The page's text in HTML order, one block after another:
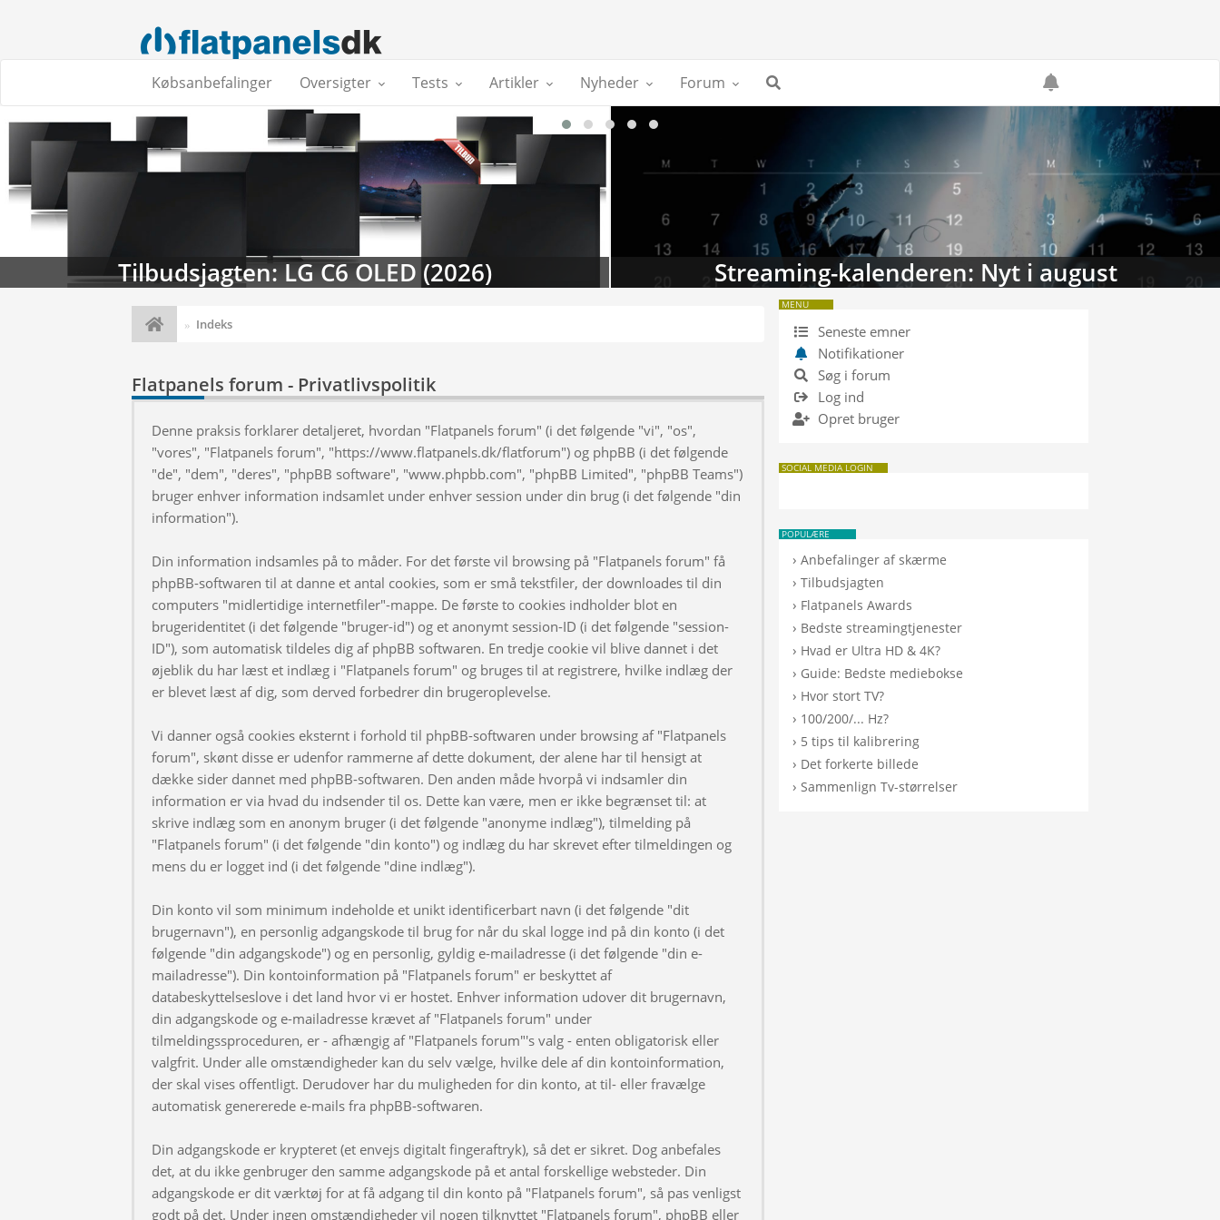
Købsanbefalinger Oversigter Tests Artikler Nyheder Forum
Tilbudsjagten: LG C6 OLED (2026) Streaming-kalenderen: Nyt i august
Indeks
Flatpanels forum - Privatlivspolitik
Denne praksis forklarer detaljeret, hvordan "Flatpanels forum" (i det følgende "vi", "os",
"vores", "Flatpanels forum", "https://www.flatpanels.dk/flatforum") og phpBB (i det følgende
"de", "dem", "deres", "phpBB software", "www.phpbb.com", "phpBB Limited", "phpBB Teams")
bruger enhver information indsamlet under enhver session under din brug (i det følgende "din
information").
Din information indsamles på to måder. For det første vil browsing på "Flatpanels forum" få
phpBB-softwaren til at danne et antal cookies, som er små tekstfiler, der downloades til din
computers "midlertidige internetfiler"-mappe. De første to cookies indholder blot en
brugeridentitet (i det følgende "bruger-id") og et anonymt session-ID (i det følgende "session-
ID"), som automatisk tildeles dig af phpBB softwaren. En tredje cookie vil blive dannet i det
øjeblik du har læst et indlæg i "Flatpanels forum" og bruges til at registrere, hvilke indlæg der
er blevet læst af dig, som derved forbedrer din brugeroplevelse.
Vi danner også cookies eksternt i forhold til phpBB-softwaren under browsing af "Flatpanels
forum", skønt disse er udenfor rammerne af dette dokument, der alene har til hensigt at
dække sider dannet med phpBB-softwaren. Den anden måde hvorpå vi indsamler din
information er via hvad du indsender til os. Dette kan være, men er ikke begrænset til: at
skrive indlæg som en anonym bruger (i det følgende "anonyme indlæg"), tilmelding på
"Flatpanels forum" (i det følgende "din konto") og indlæg du har skrevet efter tilmeldingen og
mens du er logget ind (i det følgende "dine indlæg").
Din konto vil som minimum indeholde et unikt identificerbart navn (i det følgende "dit
brugernavn"), en personlig adgangskode til brug for når du skal logge ind på din konto (i det
følgende "din adgangskode") og en personlig, gyldig e-mailadresse (i det følgende "din e-
mailadresse"). Din kontoinformation på "Flatpanels forum" er beskyttet af
databeskyttelseslove i det land hvor vi er hostet. Enhver information udover dit brugernavn,
din adgangskode og e-mailadresse krævet af "Flatpanels forum" under
tilmeldingssproceduren, er - afhængig af "Flatpanels forum"'s valg - enten obligatorisk eller
valgfrit. Under alle omstændigheder kan du selv vælge, hvilke dele af din kontoinformation,
der skal vises offentligt. Derudover har du muligheden for din konto, at til- eller fravælge
automatisk genererede e-mails fra phpBB-softwaren.
Din adgangskode er krypteret (et envejs digitalt fingeraftryk), så det er sikret. Dog anbefales
det, at du ikke genbruger den samme adgangskode på et antal forskellige websteder. Din
adgangskode er dit værktøj for at få adgang til din konto på "Flatpanels forum", så pas venligst
godt på det. Under ingen omstændigheder vil nogen tilknyttet "Flatpanels forum", phpBB eller
MENU
Seneste emner
Notifikationer
Søg i forum
Log ind
Opret bruger
SOCIAL MEDIA LOGIN
POPULÆRE
›Anbefalinger af skærme
›Tilbudsjagten
› Flatpanels Awards
› Bedste streamingtjenester
› Hvad er Ultra HD & 4K?
› Guide: Bedste mediebokse
› Hvor stort TV?
› 100/200/... Hz?
› 5 tips til kalibrering
› Det forkerte billede
›Sammenlign Tv-størrelser